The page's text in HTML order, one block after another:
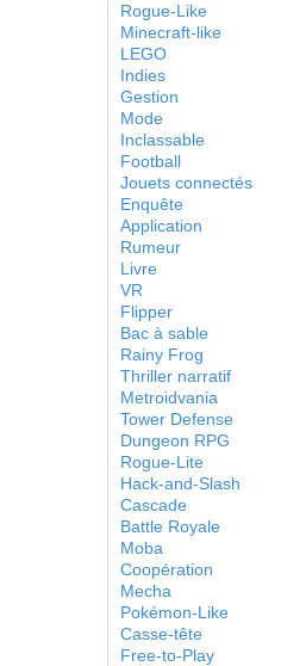
Rogue-Like
Minecraft-like
LEGO
Indies
Gestion
Mode
Inclassable
Football
Jouets connectés
Enquête
Application
Rumeur
Livre
VR
Flipper
Bac à sable
Rainy Frog
Thriller narratif
Metroidvania
Tower Defense
Dungeon RPG
Rogue-Lite
Hack-and-Slash
Cascade
Battle Royale
Moba
Coopération
Mecha
Pokémon-Like
Casse-tête
Free-to-Play